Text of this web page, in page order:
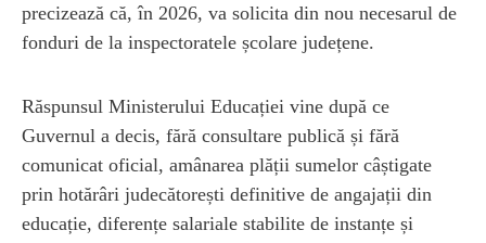
precizează că, în 2026, va solicita din nou necesarul de
fonduri de la inspectoratele școlare județene.
Răspunsul Ministerului Educației vine după ce
Guvernul a decis, fără consultare publică și fără
comunicat oficial, amânarea plății sumelor câștigate
prin hotărâri judecătorești definitive de angajații din
educație, diferențe salariale stabilite de instanțe și